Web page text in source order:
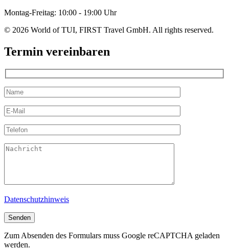
Montag-Freitag: 10:00 - 19:00 Uhr
© 2026 World of TUI, FIRST Travel GmbH. All rights reserved.
Termin vereinbaren
Datenschutzhinweis
Zum Absenden des Formulars muss Google reCAPTCHA geladen
werden.